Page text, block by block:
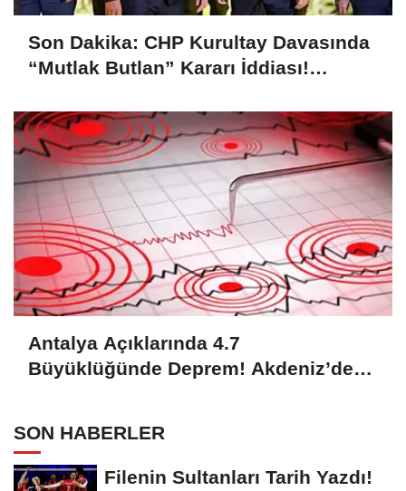
Son Dakika: CHP Kurultay Davasında
“Mutlak Butlan” Kararı İddiası!
Dönüyor?
Antalya Açıklarında 4.7
Büyüklüğünde Deprem! Akdeniz’de
SON HABERLER
Filenin Sultanları Tarih Yazdı!